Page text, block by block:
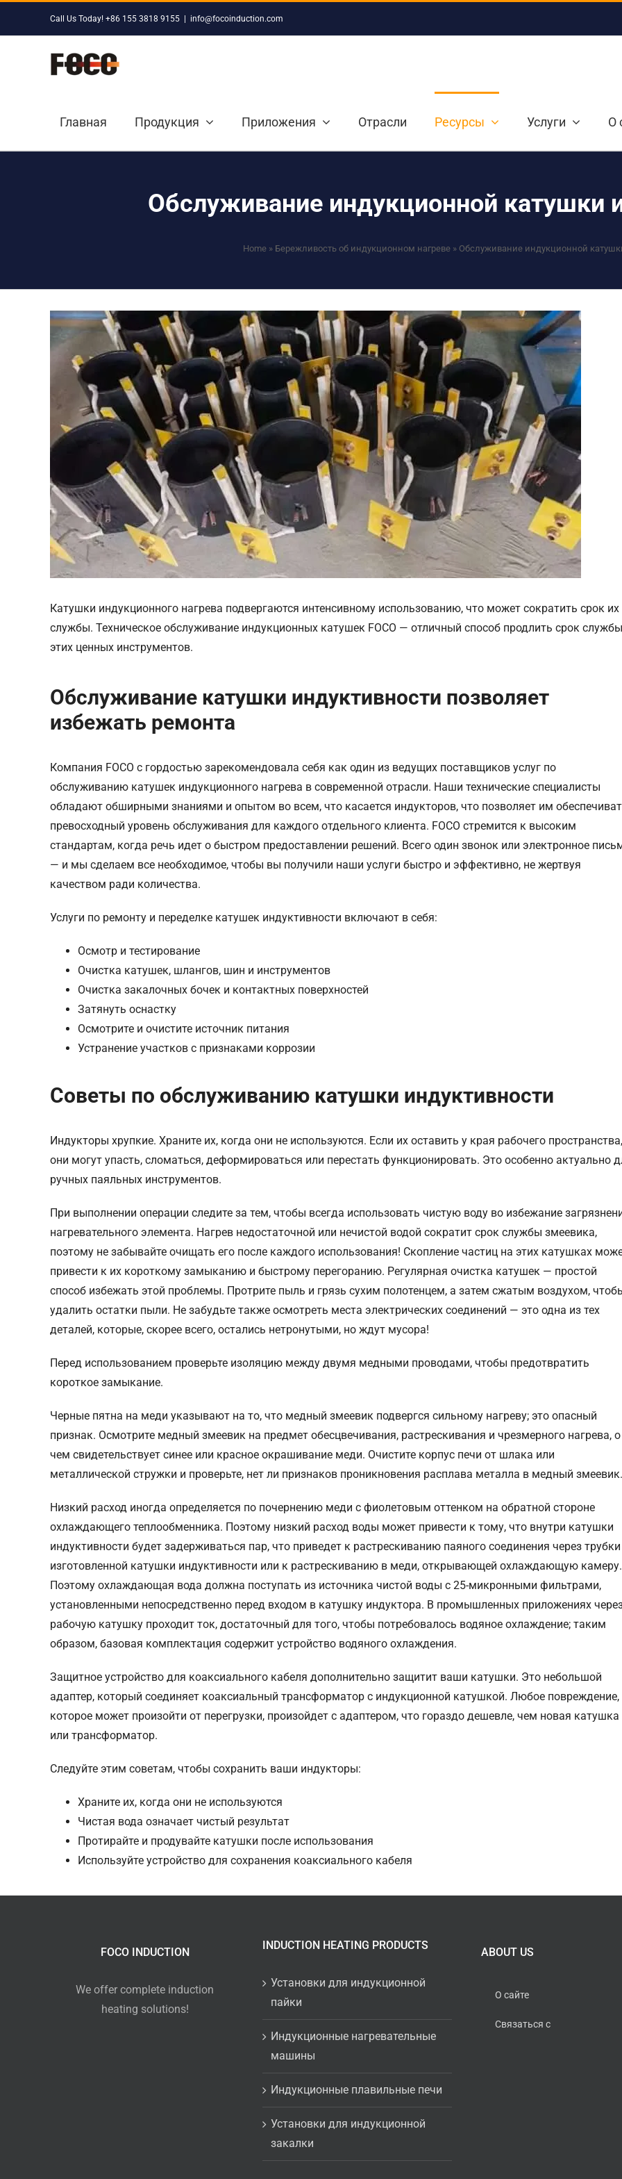
Call Us Today! +86 155 3818 9155 info@focoinduction.com
Главная Продукция Приложения Отрасли Ресурсы Услуги О
Обслуживание индукционной катушки
Home » Бережливость об индукционном нагреве » Обслуживание индукционной
Катушки индукционного нагрева подвергаются интенсивному использованию, что может сократить срок их
службы. Техническое обслуживание индукционных катушек FOCO — отличный способ продлить срок службы
этих ценных инструментов.
Обслуживание катушки индуктивности позволяет
избежать ремонта
Компания FOCO с гордостью зарекомендовала себя как один из ведущих поставщиков услуг по
обслуживанию катушек индукционного нагрева в современной отрасли. Наши технические специалисты
обладают обширными знаниями и опытом во всем, что касается индукторов, что позволяет им
превосходный уровень обслуживания для каждого отдельного клиента. FOCO стремится к высоким
стандартам, когда речь идет о быстром предоставлении решений. Всего один звонок или электронное
— и мы сделаем все необходимое, чтобы вы получили наши услуги быстро и эффективно, не жертвуя
качеством ради количества.
Услуги по ремонту и переделке катушек индуктивности включают в себя:
Осмотр и тестирование
Очистка катушек, шлангов, шин и инструментов
Очистка закалочных бочек и контактных поверхностей
Затянуть оснастку
Осмотрите и очистите источник питания
Устранение участков с признаками коррозии
Советы по обслуживанию катушки индуктивности
Индукторы хрупкие. Храните их, когда они не используются. Если их оставить у края рабочего пространства,
они могут упасть, сломаться, деформироваться или перестать функционировать. Это особенно актуально
ручных паяльных инструментов.
При выполнении операции следите за тем, чтобы всегда использовать чистую воду во избежание
нагревательного элемента. Нагрев недостаточной или нечистой водой сократит срок службы змеевика,
поэтому не забывайте очищать его после каждого использования! Скопление частиц на этих катушках
привести к их короткому замыканию и быстрому перегоранию. Регулярная очистка катушек — простой
способ избежать этой проблемы. Протрите пыль и грязь сухим полотенцем, а затем сжатым воздухом,
удалить остатки пыли. Не забудьте также осмотреть места электрических соединений — это одна из тех
деталей, которые, скорее всего, остались нетронутыми, но ждут мусора!
Перед использованием проверьте изоляцию между двумя медными проводами, чтобы предотвратить
короткое замыкание.
Черные пятна на меди указывают на то, что медный змеевик подвергся сильному нагреву; это опасный
признак. Осмотрите медный змеевик на предмет обесцвечивания, растрескивания и чрезмерного нагрева, о
чем свидетельствует синее или красное окрашивание меди. Очистите корпус печи от шлака или
металлической стружки и проверьте, нет ли признаков проникновения расплава металла в медный змеевик.
Низкий расход иногда определяется по почернению меди с фиолетовым оттенком на обратной стороне
охлаждающего теплообменника. Поэтому низкий расход воды может привести к тому, что внутри катушки
индуктивности будет задерживаться пар, что приведет к растрескиванию паяного соединения через трубки
изготовленной катушки индуктивности или к растрескиванию в меди, открывающей охлаждающую камеру.
Поэтому охлаждающая вода должна поступать из источника чистой воды с 25-микронными фильтрами,
установленными непосредственно перед входом в катушку индуктора. В промышленных приложениях
рабочую катушку проходит ток, достаточный для того, чтобы потребовалось водяное охлаждение; таким
образом, базовая комплектация содержит устройство водяного охлаждения.
Защитное устройство для коаксиального кабеля дополнительно защитит ваши катушки. Это небольшой
адаптер, который соединяет коаксиальный трансформатор с индукционной катушкой. Любое повреждение,
которое может произойти от перегрузки, произойдет с адаптером, что гораздо дешевле, чем новая катушка
или трансформатор.
Следуйте этим советам, чтобы сохранить ваши индукторы:
Храните их, когда они не используются
Чистая вода означает чистый результат
Протирайте и продувайте катушки после использования
Используйте устройство для сохранения коаксиального кабеля
FOCO INDUCTION
We offer complete induction
heating solutions!
INDUCTION HEATING PRODUCTS
Установки для индукционной
пайки
Индукционные нагревательные
машины
Индукционные плавильные печи
Установки для индукционной
закалки
ABOUT US
О сайте
Связаться с